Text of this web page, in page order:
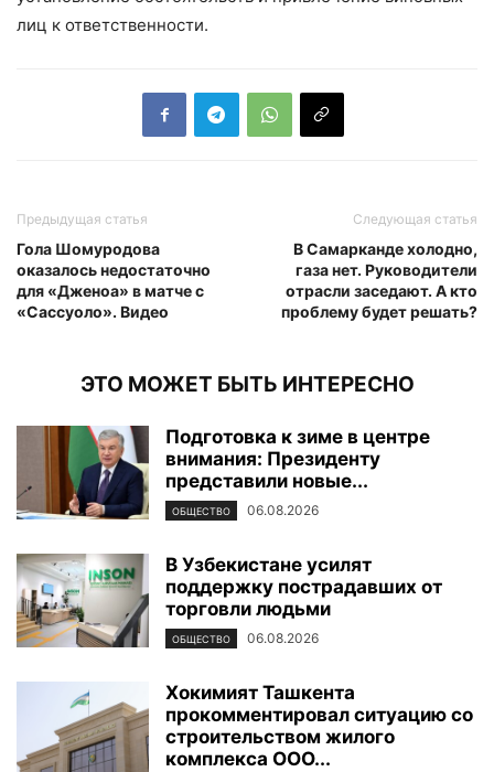
лиц к ответственности.
Предыдущая статья
Гола Шомуродова
оказалось недостаточно
для «Дженоа» в матче с
«Сассуоло». Видео
Следующая статья
В Самарканде холодно,
газа нет. Руководители
отрасли заседают. А кто
проблему будет решать?
ЭТО МОЖЕТ БЫТЬ ИНТЕРЕСНО
Подготовка к зиме в центре
внимания: Президенту
представили новые...
ОБЩЕСТВО 06.08.2026
В Узбекистане усилят
поддержку пострадавших от
торговли людьми
ОБЩЕСТВО 06.08.2026
Хокимият Ташкента
прокомментировал ситуацию со
строительством жилого
комплекса ООО...